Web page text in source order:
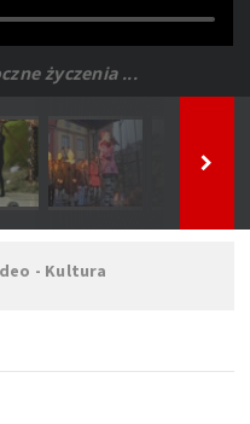
życzenia ...
- Kultura